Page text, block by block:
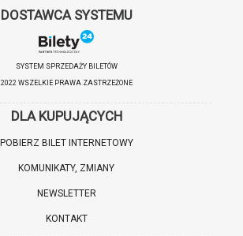
DOSTAWCA SYSTEMU
SYSTEM SPRZEDAŻY BILETÓW
2022 WSZELKIE PRAWA ZASTRZEŻONE
DLA KUPUJĄCYCH
POBIERZ BILET INTERNETOWY
KOMUNIKATY, ZMIANY
NEWSLETTER
KONTAKT